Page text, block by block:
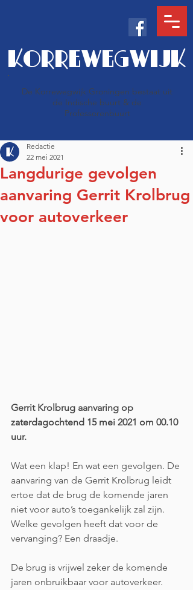
KORREWEGWIJK
De Korrewegwijk Groningen bestaat uit
de Indische buurt & de
Professorenbuurt
Langdurige gevolgen
aanvaring Gerrit Krolbrug
voor autoverkeer
Redactie
22 mei 2021
Gerrit Krolbrug aanvaring op
zaterdagochtend 15 mei 2021 om 00.10
uur.
Wat een klap! En wat een gevolgen. De
aanvaring van de Gerrit Krolbrug leidt
ertoe dat de brug de komende jaren
niet voor auto’s toegankelijk zal zijn.
Welke gevolgen heeft dat voor de
vervanging? Een draadje.
De brug is vrijwel zeker de komende
jaren onbruikbaar voor autoverkeer.